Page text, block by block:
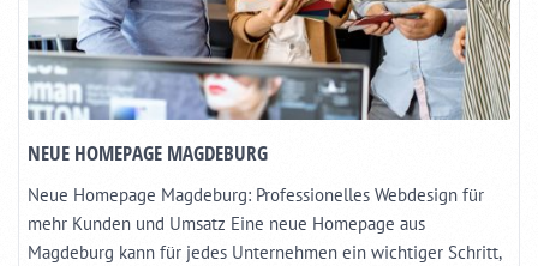
NEUE HOMEPAGE MAGDEBURG
Neue Homepage Magdeburg: Professionelles Webdesign für
mehr Kunden und Umsatz Eine neue Homepage aus
Magdeburg kann für jedes Unternehmen ein wichtiger Schritt,